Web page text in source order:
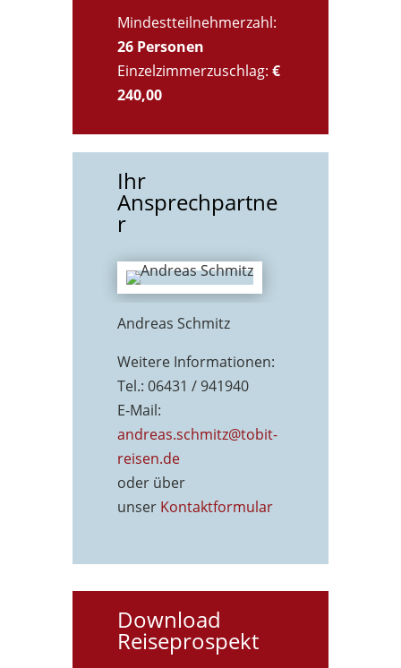
Mindestteilnehmerzahl:
26 Personen
Einzelzimmerzuschlag: €
240,00
Ihr
Ansprechpartne
r
Andreas Schmitz
Weitere Informationen:
Tel.: 06431 / 941940
E-Mail:
andreas.schmitz@tobit-
reisen.de
oder über
unser Kontaktformular
Download
Reiseprospekt